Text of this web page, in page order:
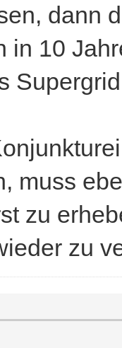
dann
in 10
muss
zu
zu